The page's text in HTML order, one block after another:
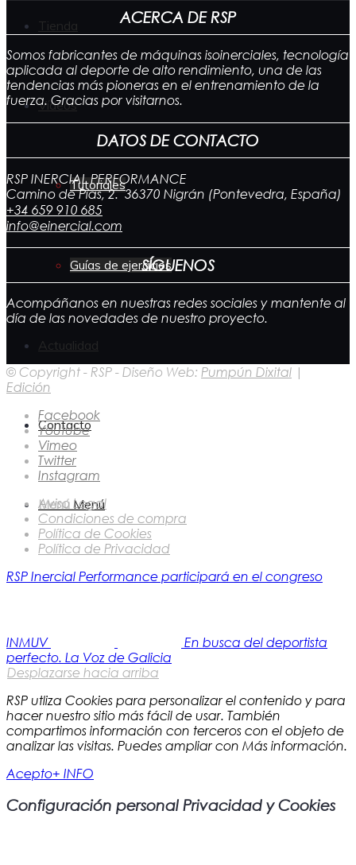
Tienda
Vídeos
Tutoriales
Guías de ejercicios
Actualidad
Contacto
Menú Menú
ACERCA DE RSP
Somos fabricantes de máquinas isoinerciales, tecnología
aplicada al deporte de alto rendimiento, una de las
tendencias más pioneras en el entrenamiento de la
fuerza. Gracias por visitarnos.
DATOS DE CONTACTO
RSP INERCIAL PERFORMANCE
Camino de Pías, 2. 36370 Nigrán (Pontevedra, España)
+34 659 910 685
info@einercial.com
SÍGUENOS
Acompáñanos en nuestras redes sociales y mantente al
día de las novedades de nuestro proyecto.
© Copyright - RSP - Diseño Web: Pumpún Dixital |
Edición
Facebook
Youtube
Vimeo
Twitter
Instagram
Aviso Legal
Condiciones de compra
Política de Cookies
Política de Privacidad
RSP Inercial Performance participará en el congreso
INMUV
En busca del deportista
perfecto. La Voz de Galicia
Desplazarse hacia arriba
RSP utliza Cookies para personalizar el contenido y para
hacer nuestro sitio más fácil de usar. También
compartimos información con terceros con el objeto de
analizar las visitas. Puedes ampliar con Más información.
Acepto+ INFO
Configuración personal Privacidad y Cookies